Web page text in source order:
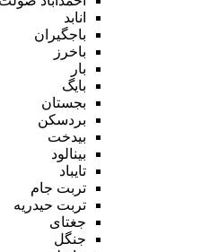
انابد
باجگیران
باخرز
بار
بایگ
بجستان
بردسکن
بیدخت
بینالود
تایباد
تربت جام
تربت حیدریه
جغتای
جنگل